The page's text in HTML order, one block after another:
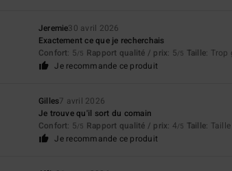
Jeremie30 avril 2026
Exactement ce que je recherchais
Confort: 5/5 Rapport qualité / prix: 5/5 Taille: Trop
Je recommande ce produit
Gilles7 avril 2026
Je trouve qu'il sort du comain
Confort: 5/5 Rapport qualité / prix: 4/5 Taille:
Je recommande ce produit